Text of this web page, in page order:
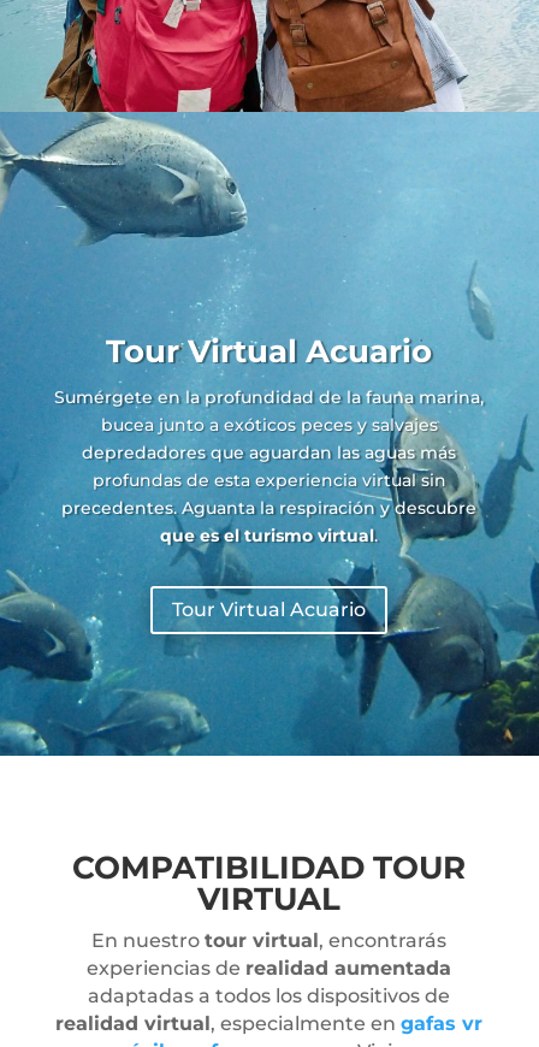
Tour Virtual Acuario
Sumérgete en la profundidad de la fauna marina,
bucea junto a exóticos peces y salvajes
depredadores que aguardan las aguas más
profundas de esta experiencia virtual sin
precedentes. Aguanta la respiración y descubre
que es el turismo virtual.
Tour Virtual Acuario
COMPATIBILIDAD TOUR
VIRTUAL
En nuestrotour virtual , encontrarás
experiencias de realidad aumentada
adaptadas a todos los dispositivos de
realidad virtual , especialmente engafas vr